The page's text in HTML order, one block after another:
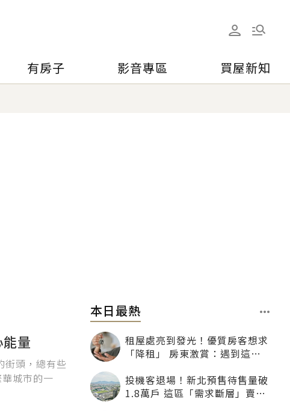
有房子 影音專區 買屋新知
量
街頭，總有些
城市的一
本日最熱
租屋處亮到發光！優質房客想求
「降租」 房東激賞：遇到這種
投機客退場！新北預售待售量破
1.8萬戶 這區「需求斷層」賣壓